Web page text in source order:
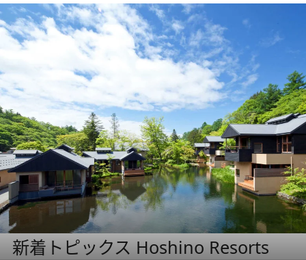
新着トピックス Hoshino Resorts